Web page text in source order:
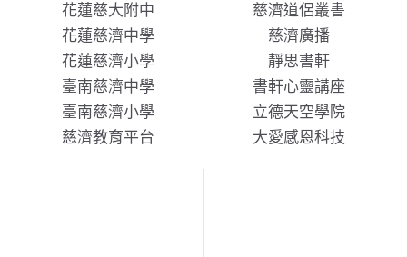
花蓮慈大附中
花蓮慈濟中學
花蓮慈濟小學
臺南慈濟中學
臺南慈濟小學
慈濟教育平台
慈濟道侶叢書
慈濟廣播
靜思書軒
書軒心靈講座
立德天空學院
大愛感恩科技